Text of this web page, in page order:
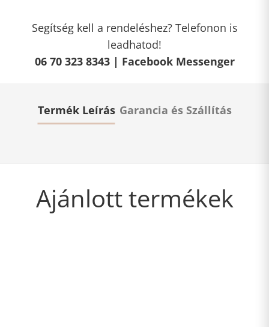
Segítség kell a rendeléshez? Telefonon is
leadhatod!
06 70 323 8343 | Facebook Messenger
Termék Leírás Garancia és Szállítás
Ajánlott termékek